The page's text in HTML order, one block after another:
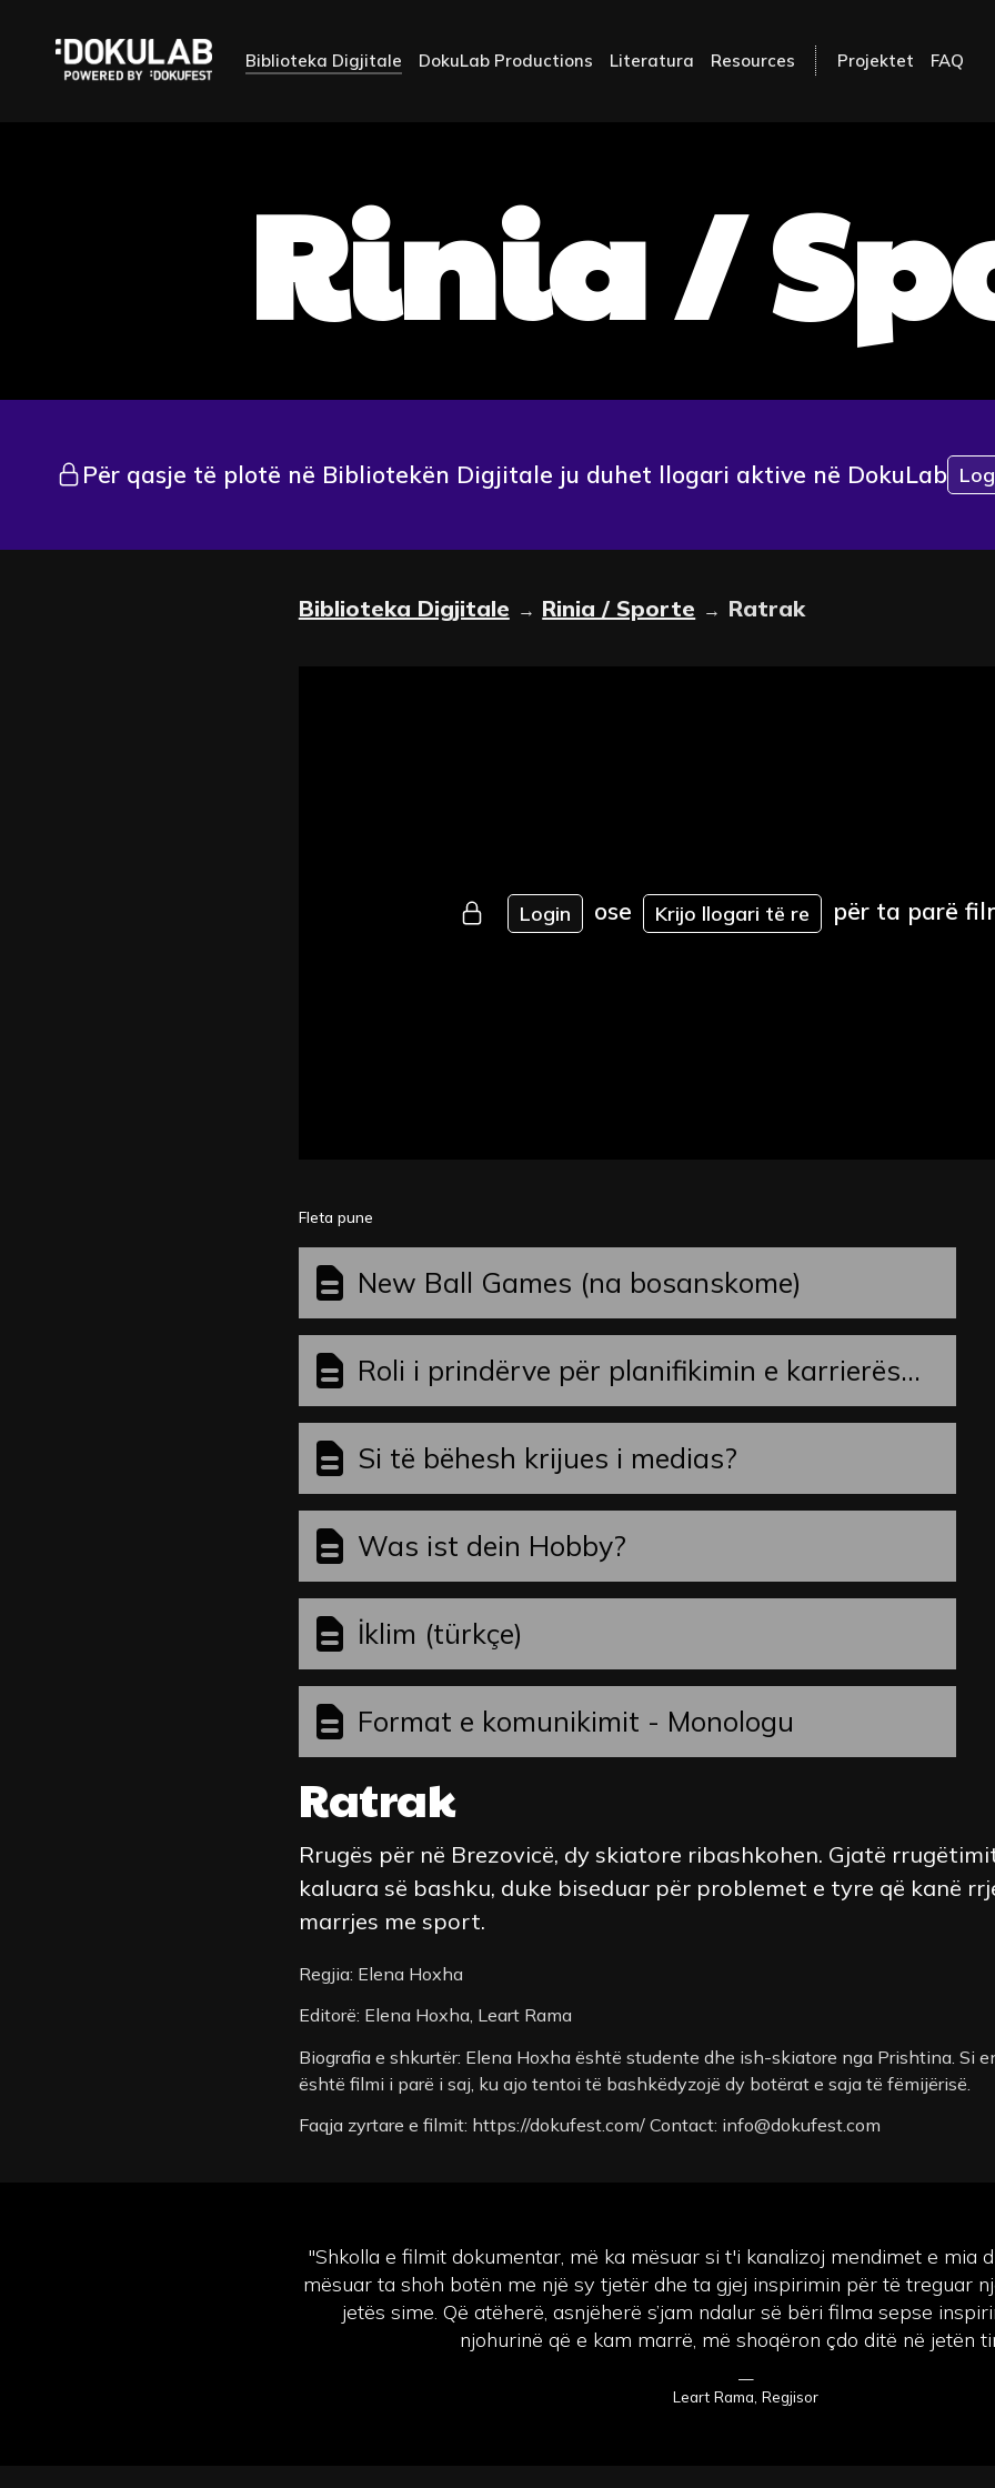
Biblioteka Digjitale DokuLab Productions Literatura Resources Projektet FAQ
Rinia /
Për qasje të plotë në Bibliotekën Digjitale ju duhet llogari aktive në DokuLab
Biblioteka Digjitale → Rinia / Sporte → Ratrak
Login ose Krijo llogari të re për ta parë
Fleta pune
New Ball Games (na bosanskome)
Roli i prindërve për planifikimin e karrierës...
Si të bëhesh krijues i medias?
Was ist dein Hobby?
İklim (türkçe)
Format e komunikimit - Monologu
Ratrak
Rrugës për në Brezovicë, dy skiatore ribashkohen. Gjatë
kaluara së bashku, duke biseduar për problemet e tyre që kanë
marrjes me sport.
Regjia: Elena Hoxha
Editorë: Elena Hoxha, Leart Rama
Biografia e shkurtër: Elena Hoxha është studente dhe ish-skiatore nga Prishtina. Si
është filmi i parë i saj, ku ajo tentoi të bashkëdyzojë dy botërat e saja të fëmijërisë.
Faqja zyrtare e filmit: https://dokufest.com/ Contact: info@dokufest.com
"Shkolla e filmit dokumentar, më ka mësuar si t'i kanalizoj mendimet e mia
mësuar ta shoh botën me një sy tjetër dhe ta gjej inspirimin për të treguar
jetës sime. Që atëherë, asnjëherë s’jam ndalur së bëri filma sepse
njohurinë që e kam marrë, më shoqëron çdo ditë në jetën
—
Leart Rama, Regjisor